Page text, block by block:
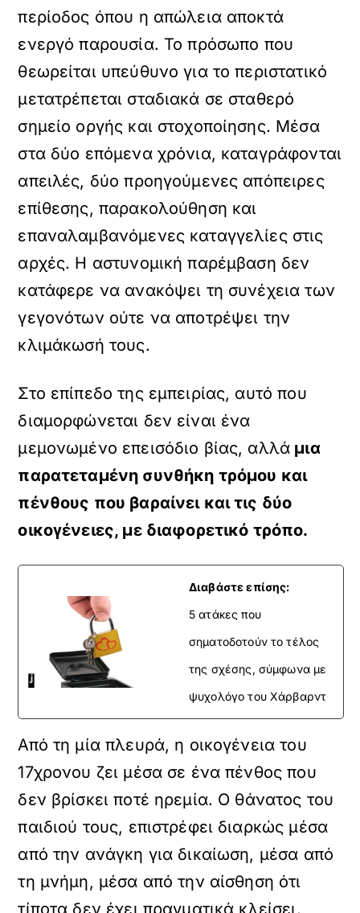
περίοδος όπου η απώλεια αποκτά
ενεργό παρουσία. Το πρόσωπο που
θεωρείται υπεύθυνο για το περιστατικό
μετατρέπεται σταδιακά σε σταθερό
σημείο οργής και στοχοποίησης. Μέσα
στα δύο επόμενα χρόνια, καταγράφονται
απειλές, δύο προηγούμενες απόπειρες
επίθεσης, παρακολούθηση και
επαναλαμβανόμενες καταγγελίες στις
αρχές. Η αστυνομική παρέμβαση δεν
κατάφερε να ανακόψει τη συνέχεια των
γεγονότων ούτε να αποτρέψει την
κλιμάκωσή τους.
Στο επίπεδο της εμπειρίας, αυτό που
διαμορφώνεται δεν είναι ένα
μεμονωμένο επεισόδιο βίας, αλλά μια
παρατεταμένη συνθήκη τρόμου και
πένθους που βαραίνει και τις δύο
οικογένειες, με διαφορετικό τρόπο.
Διαβάστε επίσης:
5 ατάκες που
σηματοδοτούν το τέλος
της σχέσης, σύμφωνα με
ψυχολόγο του Χάρβαρντ
Από τη μία πλευρά, η οικογένεια του
17χρονου ζει μέσα σε ένα πένθος που
δεν βρίσκει ποτέ ηρεμία. Ο θάνατος του
παιδιού τους, επιστρέφει διαρκώς μέσα
από την ανάγκη για δικαίωση, μέσα από
τη μνήμη, μέσα από την αίσθηση ότι
τίποτα δεν έχει πραγματικά κλείσει.